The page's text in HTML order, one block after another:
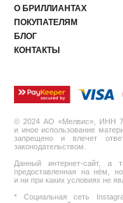
КОНТАКТЫ
ПОКУПАТЕЛЯМ
БЛОГ
© 2024 АО «Мелвис», ИНН
и иное использование
запрещено и влечет
законодательством.
Данный интернет-сайт, а
предоставленная на нём,
и ни при каких условиях не
* Социальная сеть
О БРИЛЛИАНТАХ